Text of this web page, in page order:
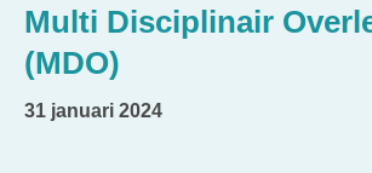
Multi Disciplinair
(MDO)
31 januari 2024